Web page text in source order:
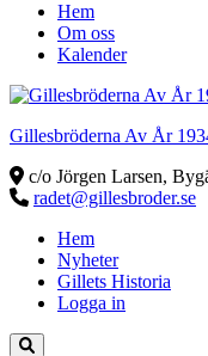
Hem
Om oss
Kalender
Gillesbröderna Av År
c/o Jörgen Larsen,
radet@gillesbroder.se
Hem
Nyheter
Gillets Historia
Logga in